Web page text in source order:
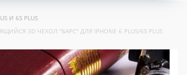
И 6S PLUS
3D ЧЕХОЛ "БАРС" ДЛЯ IPHONE 6 PLUS/6S PLUS